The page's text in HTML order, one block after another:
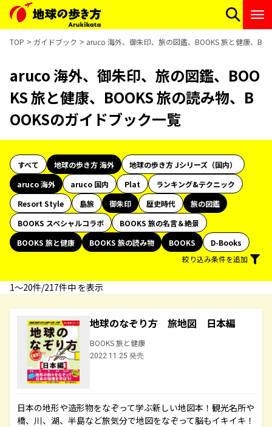
TOP ガイドブック aruco 海外、御朱印、旅の図鑑、BOOKS 旅と健康、
aruco 海外、御朱印、旅の図鑑、BOO
KS 旅と健康、BOOKS 旅の読み物、B
OOKSのガイドブック一覧
すべて 地球の歩き方 海外
地球の歩き方 Jシリーズ（国内）
aruco 海外
aruco 国内 Plat
ランキング&テクニック
Resort Style
島旅 御朱印 歴史時代
旅の図鑑
BOOKS スペシャルコラボ
BOOKS 旅の名言＆絶景
BOOKS 旅と健康
BOOKS 旅の読み物 BOOKS
D-Books
絞り込み条件を追加
1〜20件/217件中 を表示
地球のなぞり方 旅地図 日本編
BOOKS 旅と健康
2022.11.25 発売
日本の地形や造形物をなぞって学ぶ新しい地図本！観光名所や
橋、川、湖、半島など旅気分で地図をなぞって脳もイキイキ！